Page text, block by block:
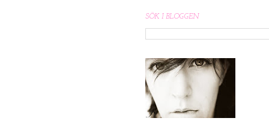
SÖK I BLOGGEN